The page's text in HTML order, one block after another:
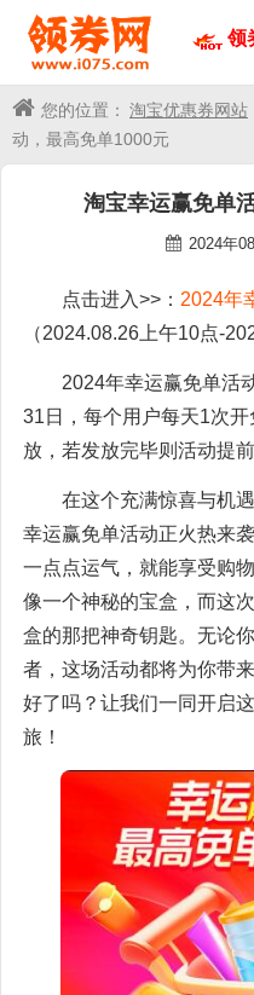
领
您的位置： 淘宝优惠券网站
动，最高免单1000元
淘宝幸运赢免单
2024年
点击进入>>： 2024年
（2024.08.26上午10点-
2024年幸运赢免单活
31日，每个用户每天1次
放，若发放完毕则活动提前
在这个充满惊喜与机
幸运赢免单活动正火热来
一点点运气，就能享受购
像一个神秘的宝盒，而这
盒的那把神奇钥匙。无论
者，这场活动都将为你带
好了吗？让我们一同开启
旅！